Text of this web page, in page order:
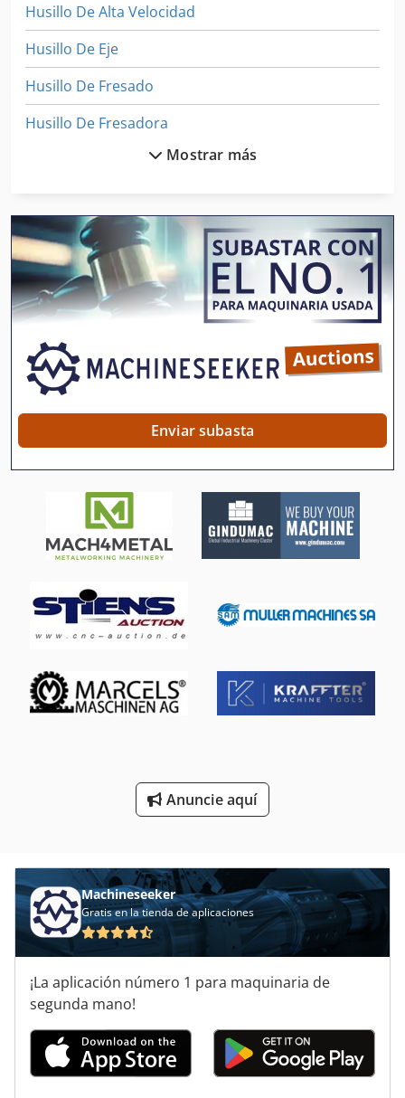
Husillo De Alta Velocidad
Husillo De Eje
Husillo De Fresado
Husillo De Fresadora
Prensa De Cilindro
Prensa De Cuerpo
Prensa De Doble Impresión
Prensa De Estampado
Prensa De Husillo Manual
Prensa De Impresion
Prensa De Mano
Prensa De Principio Hidráulico
Prensa Manual
Prensas De Estampado
Prensas De La Máquina
Prensas Hidraulicas
Rectificadora De Husillo
Unidad De Husillo
Mostrar más
Enviar subasta
Anuncie aquí
Machineseeker
Gratis en la tienda de aplicaciones
¡La aplicación número 1 para maquinaria de
segunda mano!